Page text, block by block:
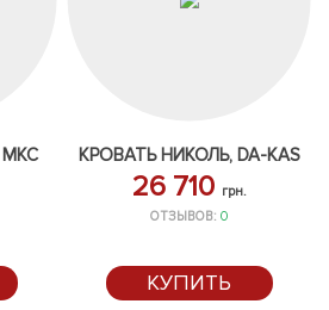
МКС КРОВАТЬ НИКОЛЬ, DA-KAS
26 710 грн.
ОТЗЫВОВ:0
КУПИТЬ